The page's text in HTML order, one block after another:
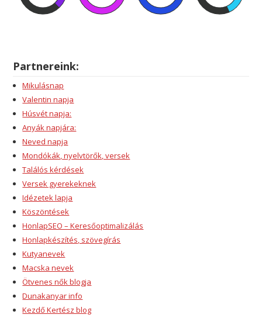
Partnereink:
Mikulásnap
Valentin napja
Húsvét napja:
Anyák napjára:
Neved napja
Mondókák, nyelvtörők, versek
Találós kérdések
Versek gyerekeknek
Idézetek lapja
Köszöntések
HonlapSEO – Keresőoptimalizálás
Honlapkészítés, szövegírás
Kutyanevek
Macska nevek
Ötvenes nők blogja
Dunakanyar info
Kezdő Kertész blog